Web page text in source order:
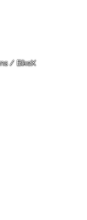
/ BikeX